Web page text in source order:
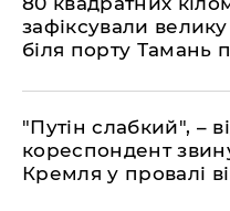
зафіксували
біля порту Тамань
"Путін слабкий", –
кореспондент
Кремля у провалі